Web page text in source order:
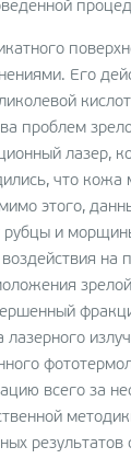
Его
проблем
лазер,
что
этого,
и
на
всего за